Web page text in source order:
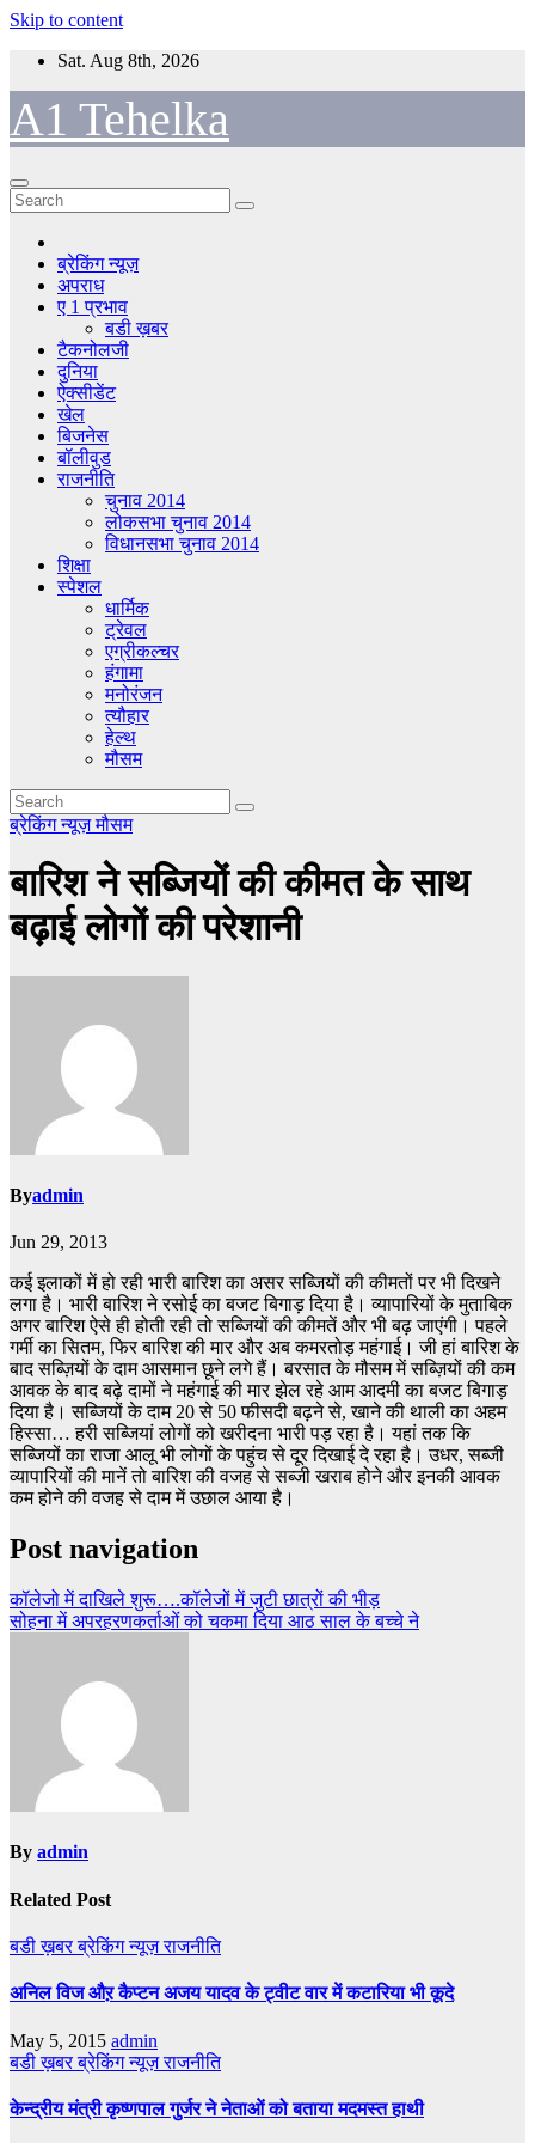
Skip to content
Sat. Aug 8th, 2026
A1 Tehelka
ब्रेकिंग न्यूज़
अपराध
ए 1 प्रभाव
बडी ख़बर
टैकनोलजी
दुनिया
ऐक्सीडेंट
खेल
बिजनेस
बॉलीवुड
राजनीति
चुनाव 2014
लोकसभा चुनाव 2014
विधानसभा चुनाव 2014
शिक्षा
स्पेशल
धार्मिक
ट्रेवल
एग्रीकल्चर
हंगामा
मनोरंजन
त्यौहार
हेल्थ
मौसम
ब्रेकिंग न्यूज़मौसम
बारिश ने सब्जियों की कीमत के साथ
बढ़ाई लोगों की परेशानी
Byadmin
Jun 29, 2013
कई इलाकों में हो रही भारी बारिश का असर सब्जियों की कीमतों पर भी दिखने
लगा है। भारी बारिश ने रसोई का बजट बिगाड़ दिया है। व्यापारियों के मुताबिक
अगर बारिश ऐसे ही होती रही तो सब्जियों की कीमतें और भी बढ़ जाएंगी। पहले
गर्मी का सितम, फिर बारिश की मार और अब कमरतोड़ महंगाई। जी हां बारिश के
बाद सब्ज़ियों के दाम आसमान छूने लगे हैं। बरसात के मौसम में सब्ज़ियों की कम
आवक के बाद बढ़े दामों ने महंगाई की मार झेल रहे आम आदमी का बजट बिगाड़
दिया है। सब्जियों के दाम 20 से 50 फीसदी बढ़ने से, खाने की थाली का अहम
हिस्सा… हरी सब्जियां लोगों को खरीदना भारी पड़ रहा है। यहां तक कि
सब्जियों का राजा आलू भी लोगों के पहुंच से दूर दिखाई दे रहा है। उधर, सब्जी
व्यापारियों की मानें तो बारिश की वजह से सब्जी खराब होने और इनकी आवक
कम होने की वजह से दाम में उछाल आया है।
Post navigation
कॉलेजो में दाखिले शुरू….कॉलेजों में जुटी छात्रों की भीड़
सोहना में अपरहरणकर्ताओं को चकमा दिया आठ साल के बच्चे ने
By admin
Related Post
बडी ख़बरब्रेकिंग न्यूज़राजनीति
अनिल विज औऱ कैप्टन अजय यादव के ट्वीट वार में कटारिया भी कूदे
May 5, 2015 admin
बडी ख़बरब्रेकिंग न्यूज़राजनीति
केन्द्रीय मंत्री कृष्णपाल गुर्जर ने नेताओं को बताया मदमस्त हाथी